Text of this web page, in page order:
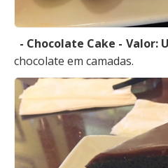
- Chocolate Cake - Valor:
chocolate em camadas.